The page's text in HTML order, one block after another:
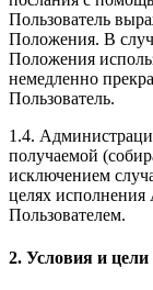
Пользователь
Положения. В
Положения
немедленно
Пользователь.
1.4.
получаемой
исключением
целях исполнения
Пользователем.
2. Условия и